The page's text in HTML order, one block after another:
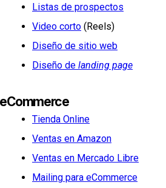
Listas de prospectos
Video corto (Reels)
Diseño de sitio web
Diseño de landing page
eCommerce
Tienda Online
Ventas en Amazon
Ventas en Mercado Libre
Mailing para eCommerce